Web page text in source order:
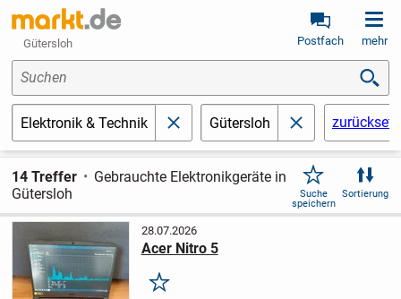
Gütersloh Postfach mehr
Suchen
Elektronik & Technik schließenGütersloh schließen
14 Treffer
Gebrauchte Elektronikgeräte in
Gütersloh
Suche
speichern
Sortierung
28.07.2026
Acer Nitro 5
Merken